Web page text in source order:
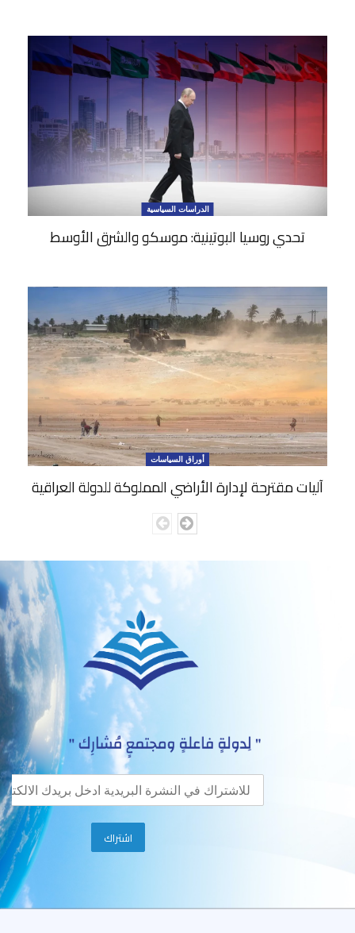
الدراسات السياسية
تحدي روسيا البوتينية: موسكو والشرق الأوسط
أوراق السياسات
آليات مقترحة لإدارة الأراضي المملوكة للدولة العراقية